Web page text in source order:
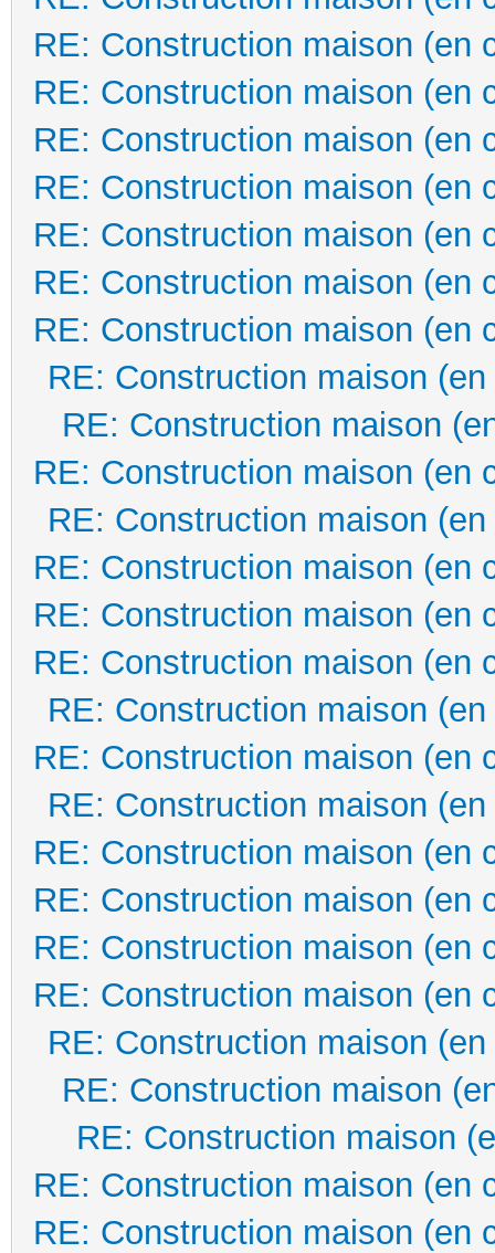
RE: Construction maison (en
RE: Construction maison (en
RE: Construction maison (en
RE: Construction maison (en
RE: Construction maison (en
RE: Construction maison (en
RE: Construction maison (en
RE: Construction maison
RE: Construction maison
RE: Construction maison (en
RE: Construction maison
RE: Construction maison (en
RE: Construction maison (en
RE: Construction maison (en
RE: Construction maison
RE: Construction maison (en
RE: Construction maison
RE: Construction maison (en
RE: Construction maison (en
RE: Construction maison (en
RE: Construction maison (en
RE: Construction maison
RE: Construction maison
RE: Construction maison
RE: Construction maison (en
RE: Construction maison (en